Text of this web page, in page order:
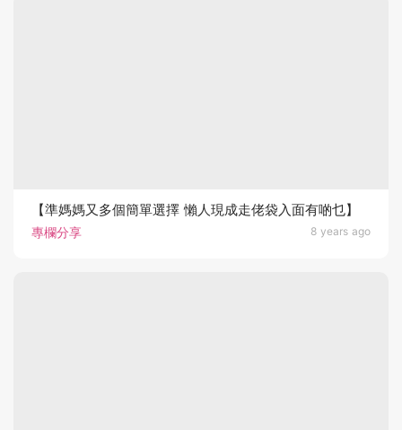
專欄分享 8 years ago
【準媽媽又多個簡單選擇 懶人現成走佬袋入面有啲乜】